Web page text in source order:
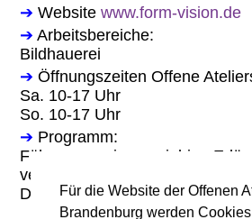
➔ Websitewww.form-vision.de
➔ Arbeitsbereiche:
Bildhauerei
➔ Öffnungszeiten Offene
Sa. 10-17 Uhr
So. 10-17 Uhr
➔ Programm:
Führung sowie ausgiebige
verschiedenen
Demonstration
Für die Website der Offenen
Brandenburg werden